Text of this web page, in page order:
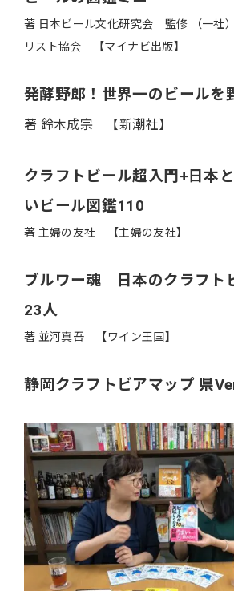
著 日本ビール文化研究会 監修 （一社
リスト協会 【マイナビ出版】
発酵野郎！世界一のビールを
著 鈴木成宗 【新潮社】
クラフトビール超入門+日本
いビール図鑑110
著 主婦の友社 【主婦の友社】
ブルワー魂 日本のクラフト
23人
著 並河真吾 【ワイン王国】
静岡クラフトビアマップ 県